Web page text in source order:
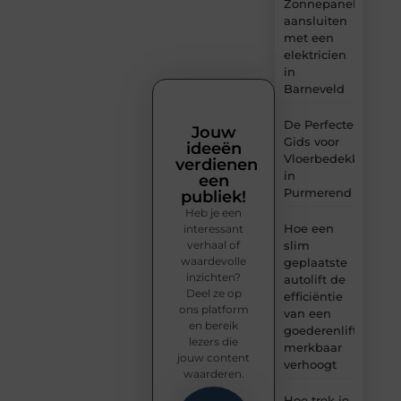
Zonnepanelen
aansluiten
met een
elektricien
in
Barneveld
De Perfecte
Gids voor
Vloerbedekking
in
Purmerend
Hoe een
slim
geplaatste
autolift de
efficiëntie
van een
goederenlift
merkbaar
verhoogt
Jouw
ideeën
verdienen
een
publiek!
Heb je een
interessant
verhaal of
waardevolle
inzichten?
Deel ze op
ons platform
en bereik
lezers die
jouw content
waarderen.